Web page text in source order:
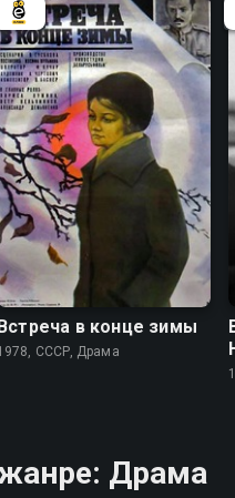
6.8
в конце зимы
СССР, Драма
Драма